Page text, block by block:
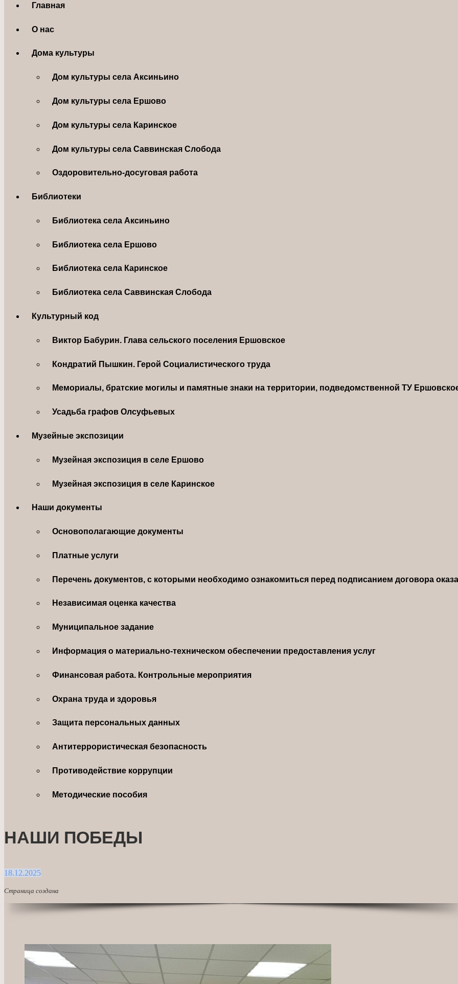
Главная
О нас
Дома культуры
Дом культуры села Аксиньино
Дом культуры села Ершово
Дом культуры села Каринское
Дом культуры села Саввинская Слобода
Оздоровительно-досуговая работа
Библиотеки
Библиотека села Аксиньино
Библиотека села Ершово
Библиотека села Каринское
Библиотека села Саввинская Слобода
Культурный код
Виктор Бабурин. Глава сельского поселения Ершовское
Кондратий Пышкин. Герой Социалистического труда
Мемориалы, братские могилы и памятные знаки на территории, подведомственной ТУ
Усадьба графов Олсуфьевых
Музейные экспозиции
Музейная экспозиция в селе Ершово
Музейная экспозиция в селе Каринское
Наши документы
Основополагающие документы
Платные услуги
Перечень документов, с которыми необходимо ознакомиться перед подписанием договора
Независимая оценка качества
Муниципальное задание
Информация о материально-техническом обеспечении предоставления услуг
Финансовая работа. Контрольные мероприятия
Охрана труда и здоровья
Защита персональных данных
Антитеррористическая безопасность
Противодействие коррупции
Методические пособия
НАШИ ПОБЕДЫ
18.12.2025
Страница создана